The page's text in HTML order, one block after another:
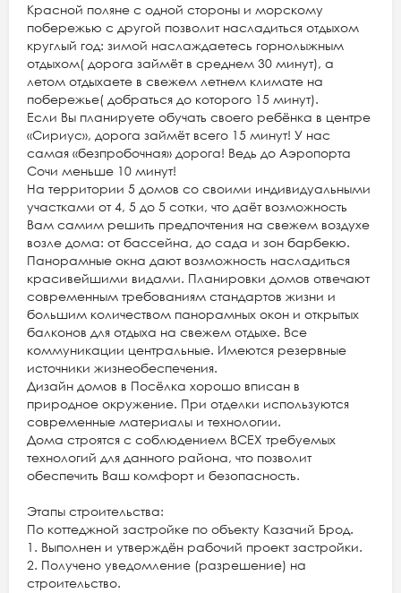
Красной поляне с одной стороны и морскому
побережью с другой позволит насладиться отдыхом
круглый год: зимой наслаждаетесь горнолыжным
отдыхом( дорога займёт в среднем 30 минут), а
летом отдыхаете в свежем летнем климате на
побережье( добраться до которого 15 минут).
Если Вы планируете обучать своего ребёнка в центре
«Сириус», дорога займёт всего 15 минут! У нас
самая «безпробочная» дорога! Ведь до Аэропорта
Сочи меньше 10 минут!
На территории 5 домов со своими индивидуальными
участками от 4, 5 до 5 сотки, что даёт возможность
Вам самим решить предпочтения на свежем воздухе
возле дома: от бассейна, до сада и зон барбекю.
Панорамные окна дают возможность насладиться
красивейшими видами. Планировки домов отвечают
современным требованиям стандартов жизни и
большим количеством панорамных окон и открытых
балконов для отдыха на свежем отдыхе. Все
коммуникации центральные. Имеются резервные
источники жизнеобеспечения.
Дизайн домов в Посёлка хорошо вписан в
природное окружение. При отделки используются
современные материалы и технологии.
Дома строятся с соблюдением ВСЕХ требуемых
технологий для данного района, что позволит
обеспечить Ваш комфорт и безопасность.
Этапы строительства:
По коттеджной застройке по объекту Казачий Брод.
1. Выполнен и утверждён рабочий проект застройки.
2. Получено уведомление (разрешение) на
строительство.